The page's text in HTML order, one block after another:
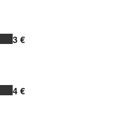
3 €
4 €